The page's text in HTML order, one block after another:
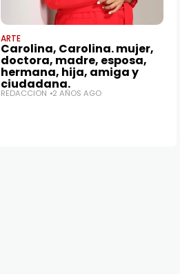
ARTE
Carolina, Carolina. mujer,
doctora, madre, esposa,
hermana, hija, amiga y
ciudadana.
REDACCIÓN 2 AÑOS AGO